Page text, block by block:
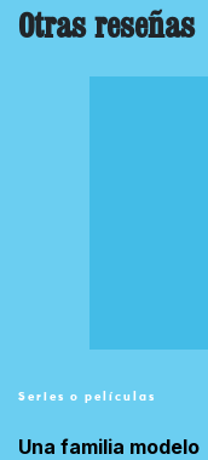
Otras reseñas
Series o películas
Una familia modelo